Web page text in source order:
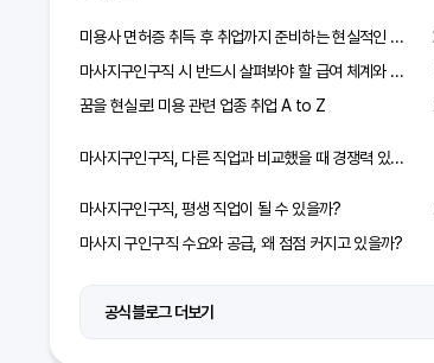
미용사 면허증 취득 후 취업까지 준비하는 현실적인 방법
마사지구인구직 시 반드시 살펴봐야 할 급여 체계와 합리적 보상 가이드
꿈을 현실로! 미용 관련 업종 취업 A to Z
마사지구인구직, 다른 직업과 비교했을 때 경쟁력 있을까?
마사지구인구직, 평생 직업이 될 수 있을까?
마사지 구인구직 수요와 공급, 왜 점점 커지고 있을까?
공식블로그 더보기